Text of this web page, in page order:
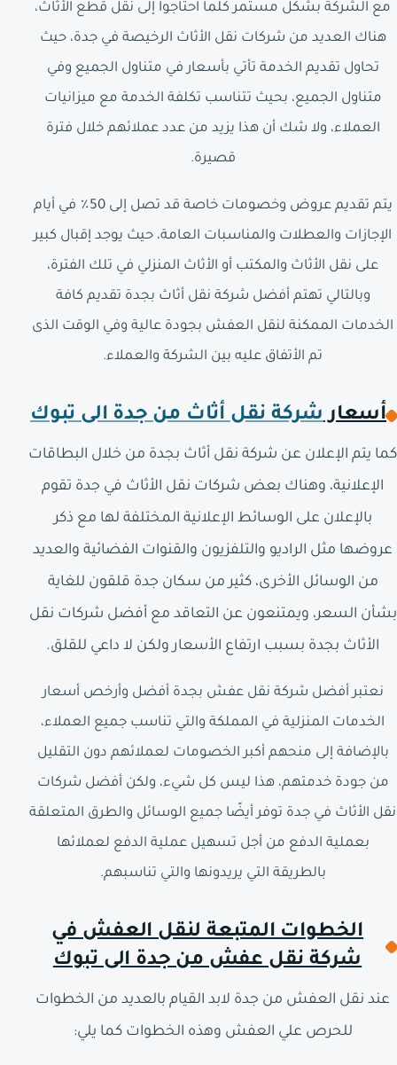
مع الشركة بشكل مستمر كلما احتاجوا إلى نقل قطع الأثاث،
هناك العديد من شركات نقل الأثاث الرخيصة في جدة، حيث
تحاول تقديم الخدمة تأتي بأسعار في متناول الجميع وفي
متناول الجميع، بحيث تتناسب تكلفة الخدمة مع ميزانيات
العملاء، ولا شك أن هذا يزيد من عدد عملائهم خلال فترة
قصيرة.
يتم تقديم عروض وخصومات خاصة قد تصل إلى 50٪ في أيام
الإجازات والعطلات والمناسبات العامة، حيث يوجد إقبال كبير
على نقل الأثاث والمكتب أو الأثاث المنزلي في تلك الفترة،
وبالتالي تهتم أفضل شركة نقل أثاث بجدة تقديم كافة
الخدمات الممكنة لنقل العفش بجودة عالية وفي الوقت الذى
تم الأتفاق عليه بين الشركة والعملاء.
أسعارشركة نقل أثاث من جدة الى تبوك
كما يتم الإعلان عن شركة نقل أثاث بجدة من خلال البطاقات
الإعلانية، وهناك بعض شركات نقل الأثاث في جدة تقوم
بالإعلان على الوسائط الإعلانية المختلفة لها مع ذكر
عروضها مثل الراديو والتلفزيون والقنوات الفضائية والعديد
من الوسائل الأخرى، كثير من سكان جدة قلقون للغاية
بشأن السعر، ويمتنعون عن التعاقد مع أفضل شركات نقل
الأثاث بجدة بسبب ارتفاع الأسعار ولكن لا داعي للقلق.
نعتبر أفضل شركة نقل عفش بجدة أفضل وأرخص أسعار
الخدمات المنزلية في المملكة والتي تناسب جميع العملاء،
بالإضافة إلى منحهم أكبر الخصومات لعملائهم دون التقليل
من جودة خدمتهم، هذا ليس كل شيء، ولكن أفضل شركات
نقل الأثاث في جدة توفر أيضًا جميع الوسائل والطرق المتعلقة
بعملية الدفع من أجل تسهيل عملية الدفع لعملائها
بالطريقة التي يريدونها والتي تناسبهم.
الخطوات المتبعة لنقل العفش في
شركة نقل عفش من جدة الى تبوك
عند نقل العفش من جدة لابد القيام بالعديد من الخطوات
للحرص علي العفش وهذه الخطوات كما يلي: